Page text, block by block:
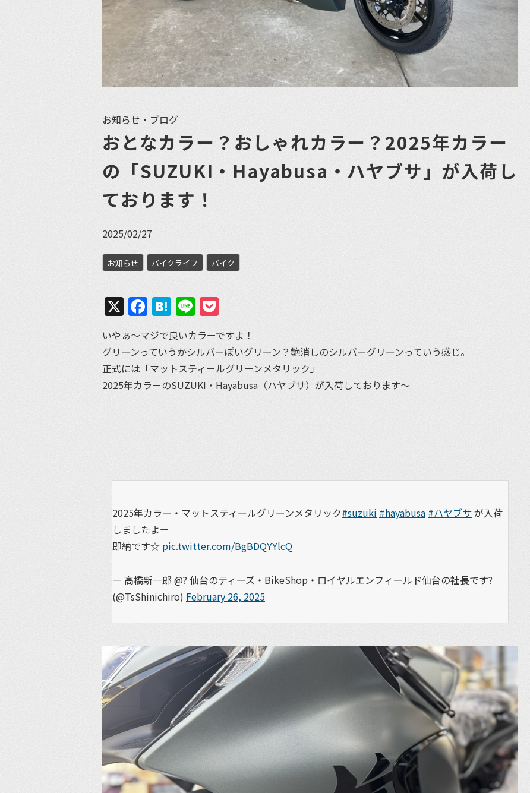
お知らせ・ブログ
おとなカラー？おしゃれカラー？2025年カラー
の「SUZUKI・Hayabusa・ハヤブサ」が入荷し
ております！
2025/02/27
お知らせ バイクライフ バイク
X Facebook
Hatena
Line
いやぁ〜マジで良いカラーですよ！
グリーンっていうかシルバーぽいグリーン？艶消しのシルバーグリーンっていう感じ。
正式には「マットスティールグリーンメタリック」
2025年カラーのSUZUKI・Hayabusa（ハヤブサ）が入荷しております〜
2025年カラー・マットスティールグリーンメタリック#suzuki #hayabusa #ハヤブサが入荷
しましたよー
即納です☆ pic.twitter.com/BgBDQYYlcQ
— 高橋新一郎 @? 仙台のティーズ・BikeShop・ロイヤルエンフィールド仙台の社長です?
(@TsShinichiro) February 26, 2025